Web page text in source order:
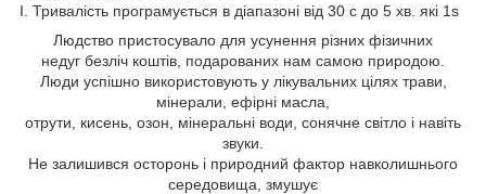
I. Тривалість програмується в діапазоні від 30 с до 5 хв які 1s
Людство пристосувало для усунення різних фізичних
недуг безліч коштів, подарованих нам самою природою.
Люди успішно використовують у лікувальних цілях трави,
мінерали, ефірні масла,
отрути, кисень, озон, мінеральні води, сонячне світло і навіть
звуки.
Не залишився осторонь і природний фактор навколишнього
середовища, змушує